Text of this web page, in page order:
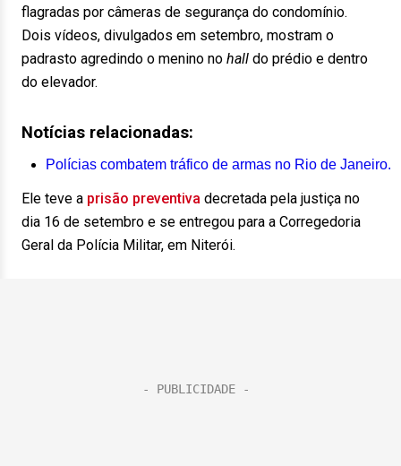
flagradas por câmeras de segurança do condomínio.
Dois vídeos, divulgados em setembro, mostram o
padrasto agredindo o menino no hall do prédio e dentro
do elevador.
Notícias relacionadas:
Polícias combatem tráfico de armas no Rio de Janeiro.
Ele teve a prisão preventiva decretada pela justiça no
dia 16 de setembro e se entregou para a Corregedoria
Geral da Polícia Militar, em Niterói.